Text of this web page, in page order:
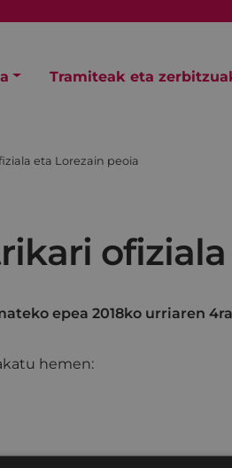
Tramiteak eta
eta Lorezain peoia
epea 2018ko urriaren
hemen: